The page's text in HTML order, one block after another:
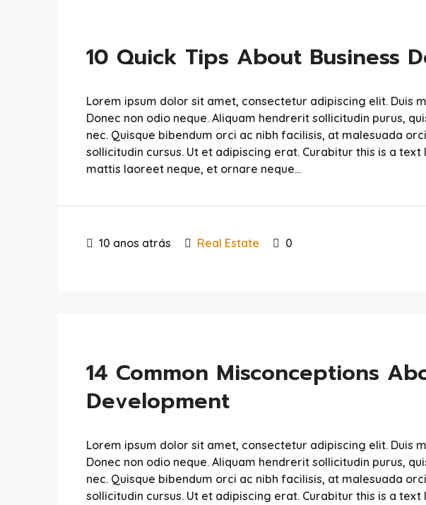
10 Quick Tips About Business
Lorem ipsum dolor sit amet, consectetur adipiscing elit. Duis
Donec non odio neque. Aliquam hendrerit sollicitudin purus,
nec. Quisque bibendum orci ac nibh facilisis, at malesuada
sollicitudin cursus. Ut et adipiscing erat. Curabitur this is a text
mattis laoreet neque, et ornare neque...
10 anos atrás Real Estate 0
14 Common Misconceptions
Development
Lorem ipsum dolor sit amet, consectetur adipiscing elit. Duis
Donec non odio neque. Aliquam hendrerit sollicitudin purus,
nec. Quisque bibendum orci ac nibh facilisis, at malesuada
sollicitudin cursus. Ut et adipiscing erat. Curabitur this is a text